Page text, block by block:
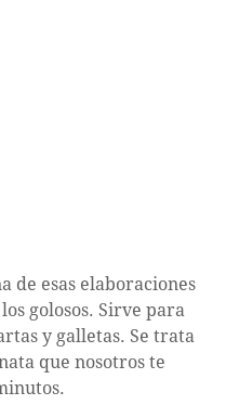
de esas elaboraciones
golosos. Sirve para
y galletas. Se trata
que nosotros te